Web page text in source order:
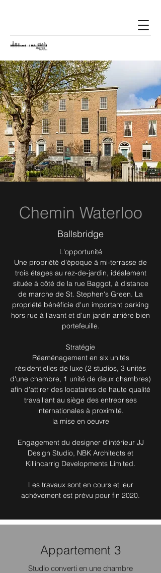
Chemin Waterloo
Ballsbridge
L'opportunité
Une propriété d'époque à mi-terrasse de
trois étages au rez-de-jardin, idéalement
située à côté de la rue Baggot, à distance
de marche de St. Stephen's Green. La
propriété bénéficie d'un important parking
hors rue à l'avant et d'un jardin arrière bien
portefeuille.
Stratégie
Réaménagement en six unités
résidentielles de luxe (2 studios, 3 unités
d'une chambre, 1 unité de deux chambres)
afin d'attirer des locataires de haute qualité
travaillant au siège des entreprises
internationales à proximité.
la mise en oeuvre
Engagement du designer d'intérieur JJ
Design Studio, NBK Architects et
Killincarrig Developments Limited.
Les travaux sont en cours et leur
achèvement est prévu pour fin 2020.
Appartement 3
Studio converti en une chambre